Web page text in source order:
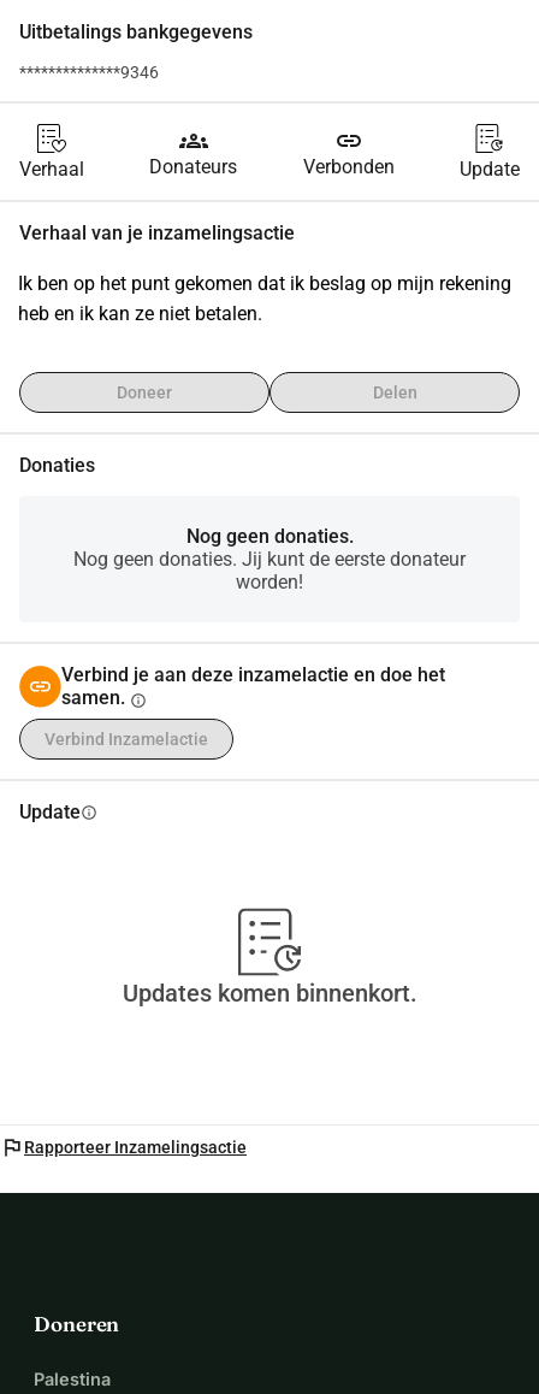
Uitbetalings bankgegevens
**************9346
Verhaal
groups
Donateurs
link
Verbonden Update
Verhaal van je inzamelingsactie
Ik ben op het punt gekomen dat ik beslag op mijn rekening
heb en ik kan ze niet betalen.
Doneer Delen
Donaties
Nog geen donaties.
Nog geen donaties. Jij kunt de eerste donateur
worden!
Verbind je aan deze inzamelactie en doe het
samen. info
Verbind Inzamelactie
Updateinfo
Updates komen binnenkort.
flag Rapporteer Inzamelingsactie
Doneren
Palestina